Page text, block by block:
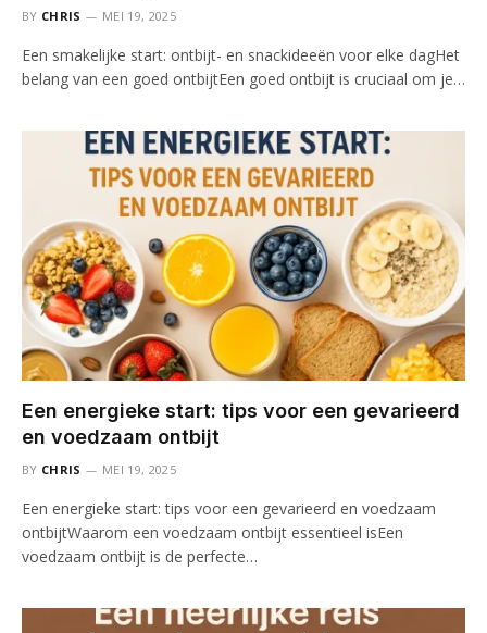
BY CHRIS MEI 19, 2025
Een smakelijke start: ontbijt- en snackideeën voor elke dagHet
belang van een goed ontbijtEen goed ontbijt is cruciaal om je…
Een energieke start: tips voor een gevarieerd
en voedzaam ontbijt
BY CHRIS MEI 19, 2025
Een energieke start: tips voor een gevarieerd en voedzaam
ontbijtWaarom een voedzaam ontbijt essentieel isEen
voedzaam ontbijt is de perfecte…